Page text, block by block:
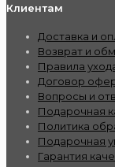
Клиентам
Доставка и
Возврат и
Правила
Договор
Вопросы и
Подарочная
Политика
Подарочная
Гарантия